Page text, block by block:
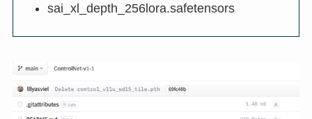
sai_xl_depth_256lora.safetensors